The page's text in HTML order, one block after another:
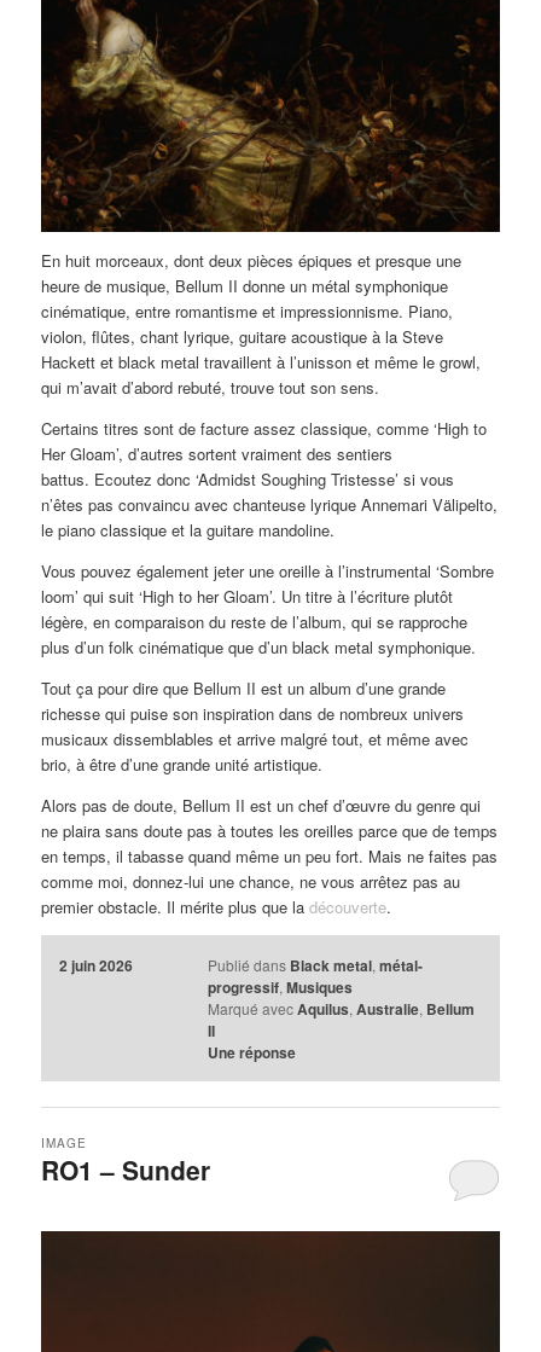
En huit morceaux, dont deux pièces épiques et presque une
heure de musique, Bellum II donne un métal symphonique
cinématique, entre romantisme et impressionnisme. Piano,
violon, flûtes, chant lyrique, guitare acoustique à la Steve
Hackett et black metal travaillent à l’unisson et même le growl,
qui m’avait d’abord rebuté, trouve tout son sens.
Certains titres sont de facture assez classique, comme ‘High to
Her Gloam’, d’autres sortent vraiment des sentiers
battus. Ecoutez donc ‘Admidst Soughing Tristesse’ si vous
n’êtes pas convaincu avec chanteuse lyrique Annemari Välipelto,
le piano classique et la guitare mandoline.
Vous pouvez également jeter une oreille à l’instrumental ‘Sombre
loom’ qui suit ‘High to her Gloam’. Un titre à l’écriture plutôt
légère, en comparaison du reste de l’album, qui se rapproche
plus d’un folk cinématique que d’un black metal symphonique.
Tout ça pour dire que Bellum II est un album d’une grande
richesse qui puise son inspiration dans de nombreux univers
musicaux dissemblables et arrive malgré tout, et même avec
brio, à être d’une grande unité artistique.
Alors pas de doute, Bellum II est un chef d’œuvre du genre qui
ne plaira sans doute pas à toutes les oreilles parce que de temps
en temps, il tabasse quand même un peu fort. Mais ne faites pas
comme moi, donnez-lui une chance, ne vous arrêtez pas au
premier obstacle. Il mérite plus que ladécouverte.
2 juin 2026 Publié dans Black metal, métal-
progressif, Musiques
Marqué avec Aquilus, Australie, Bellum
II
Uneréponse
RO1 – Sunder
IMAGE